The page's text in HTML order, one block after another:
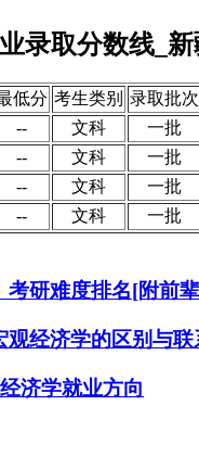
录取分数线_
低分 考生类别 录取批次
-- 文科
一批
-- 文科
一批
-- 文科
一批
-- 文科
一批
研难度排名[附前
观经济学的区别与联
济学就业方向